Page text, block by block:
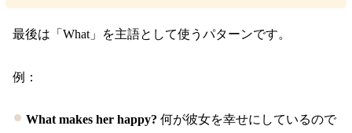
最後は「What」を主語として使うパターンです。
例：
What makes her happy? 何が彼女を幸せにしているので